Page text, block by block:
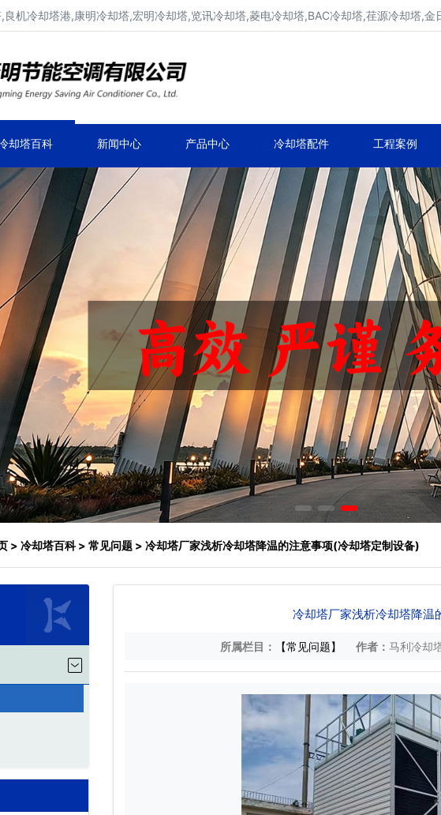
机冷却塔港,康明冷却塔,宏明冷却塔,览讯冷却塔,菱电冷却塔,BAC冷却塔,荏源冷却塔,金
却塔百科 新闻中心 产品中心 冷却塔配件 工程案例
> 冷却塔百科> 常见问题 > 冷却塔厂家浅析冷却塔降温的注意事项(冷却塔定制设备)
冷却塔厂家浅析冷却塔降温
所属栏目： 【常见问题】 作者： 马利冷却